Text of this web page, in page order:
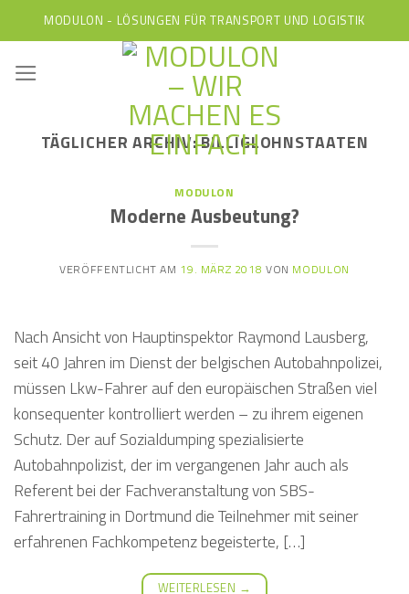
to
content
MODULON - LÖSUNGEN FÜR TRANSPORT UND LOGISTIK
TÄGLICHER ARCHIV:BILLIGLOHNSTAATEN
MODULON
Moderne Ausbeutung?
VERÖFFENTLICHT AM 19. MÄRZ 2018 VON MODULON
Nach Ansicht von Hauptinspektor Raymond Lausberg,
seit 40 Jahren im Dienst der belgischen Autobahnpolizei,
müssen Lkw-Fahrer auf den europäischen Straßen viel
konsequenter kontrolliert werden – zu ihrem eigenen
Schutz. Der auf Sozialdumping spezialisierte
Autobahnpolizist, der im vergangenen Jahr auch als
Referent bei der Fachveranstaltung von SBS-
Fahrertraining in Dortmund die Teilnehmer mit seiner
erfahrenen Fachkompetenz begeisterte, […]
WEITERLESEN →